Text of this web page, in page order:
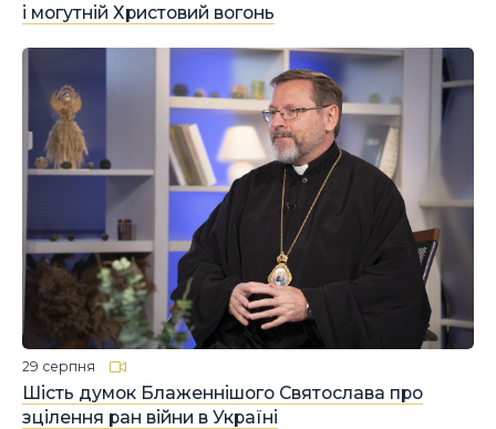
і могутній Христовий вогонь
Шість думок Блаженнішого Святослава про
зцілення ран війни в Україні
29 серпня